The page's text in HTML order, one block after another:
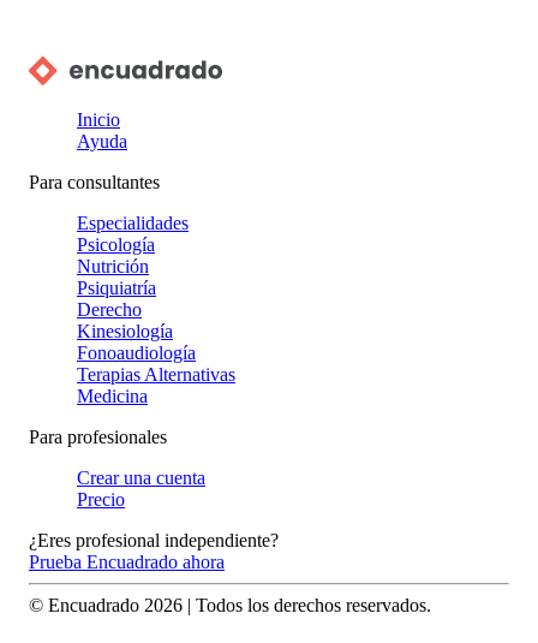
Inicio
Ayuda
Para consultantes
Especialidades
Psicología
Nutrición
Psiquiatría
Derecho
Kinesiología
Fonoaudiología
Terapias Alternativas
Medicina
Para profesionales
Crear una cuenta
Precio
¿Eres profesional independiente?
Prueba Encuadrado ahora
© Encuadrado 2026 | Todos los derechos reservados.